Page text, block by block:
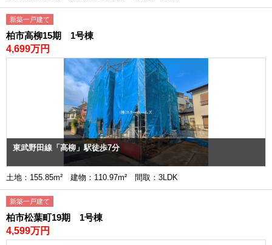
新築一戸建て
柏市高柳15期 1号棟
4,699万円
東武野田線「高柳」駅徒歩7分
土地：155.85m² 建物：110.97m² 間取：3LDK
新築一戸建て
柏市松葉町19期 1号棟
4,599万円